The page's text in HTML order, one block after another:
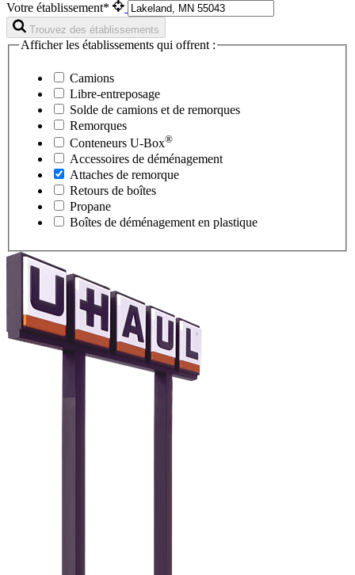
Votre établissement*
Trouvez des établissements
Afficher les établissements qui offrent :
Camions
Libre-entreposage
Solde de camions et de remorques
Remorques
Conteneurs U-Box®
Accessoires de déménagement
Attaches de remorque
Retours de boîtes
Propane
Boîtes de déménagement en plastique